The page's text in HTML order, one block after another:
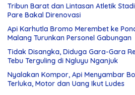
Tribun Barat dan Lintasan Atletik
Pare Bakal Direnovasi
Api Karhutla Bromo Merembet ke
Malang Turunkan Personel Gabungan
Tidak Disangka, Diduga Gara-Gara
Tebu Terguling di Ngluyu Nganjuk
Nyalakan Kompor, Api Menyambar
Terluka, Motor dan Uang Ikut Ludes